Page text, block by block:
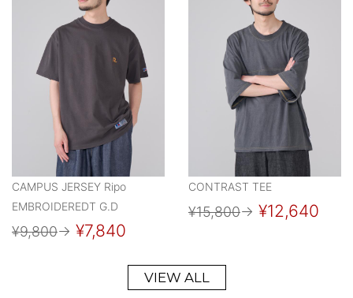
CAMPUS JERSEY Ripo
EMBROIDEREDT G.D
¥9,800→ ¥7,840
CONTRAST TEE
¥15,800→ ¥12,640
VIEW ALL